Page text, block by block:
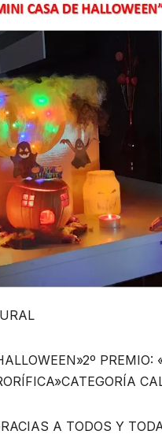
PREMIO:
A TODOS Y